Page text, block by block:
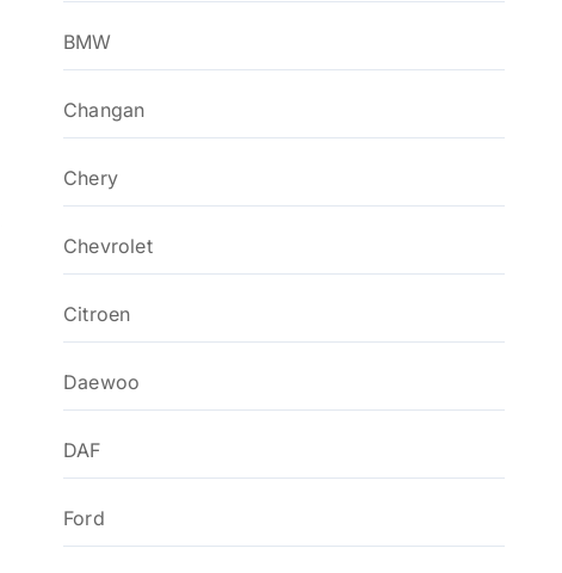
BMW
Changan
Chery
Chevrolet
Citroen
Daewoo
DAF
Ford